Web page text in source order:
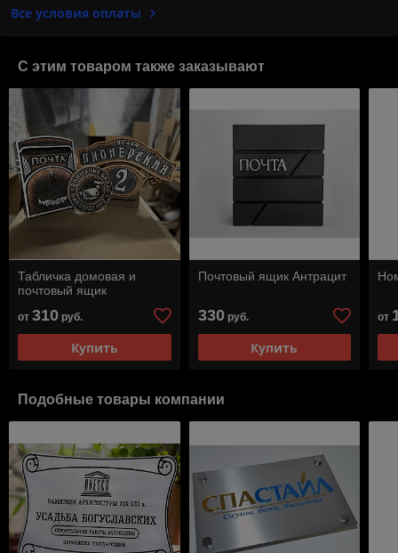
Все условия оплаты
С этим товаром также заказывают
Табличка домовая и
почтовый ящик
от 310 руб.
Купить
Почтовый ящик Антрацит
330руб.
Купить
от
Подобные товары компании